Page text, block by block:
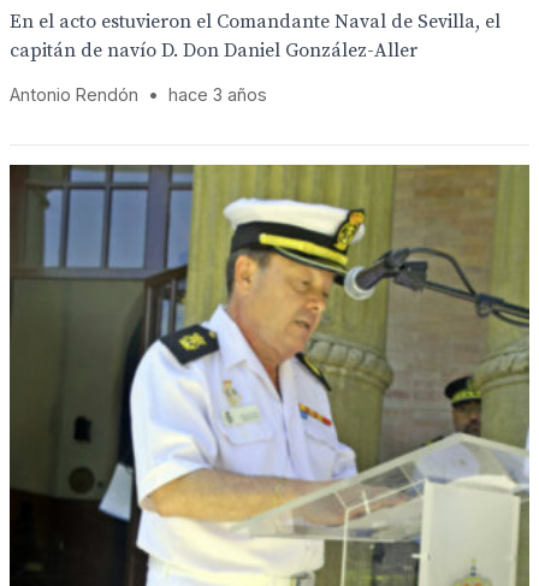
En el acto estuvieron el Comandante Naval de Sevilla, el
capitán de navío D. Don Daniel González-Aller
Antonio Rendón • hace 3 años